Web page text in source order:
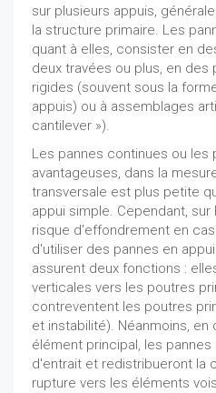
sur plusieurs appuis,
la structure primaire. Les
quant à elles, consister en
deux travées ou plus, en des
rigides (souvent sous la
appuis) ou à assemblages
cantilever »).
Les pannes continues ou les
avantageuses, dans la
transversale est plus petite
appui simple. Cependant,
risque d'effondrement en
d'utiliser des pannes en
assurent deux fonctions :
verticales vers les poutres
contreventent les poutres
et instabilité). Néanmoins, en
élément principal, les
d'entrait et redistribueront la
rupture vers les éléments